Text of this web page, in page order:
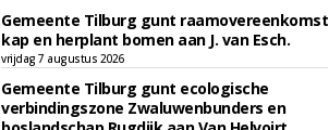
Gemeente Tilburg gunt raamovereenkomst
kap en herplant bomen aan J. van Esch.
vrijdag 7 augustus 2026
Gemeente Tilburg gunt ecologische
verbindingszone Zwaluwenbunders en